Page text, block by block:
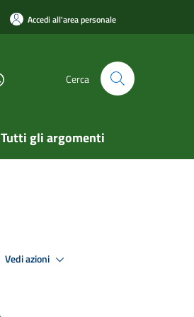
Accedi all'area personale
Cerca
Tutti gli argomenti
Vedi azioni